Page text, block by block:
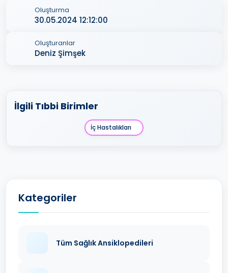
Oluşturma
30.05.2024 12:12:00
Oluşturanlar
Deniz Şimşek
İlgili Tıbbi Birimler
İç Hastalıkları
Kategoriler
Tüm Sağlık Ansiklopedileri